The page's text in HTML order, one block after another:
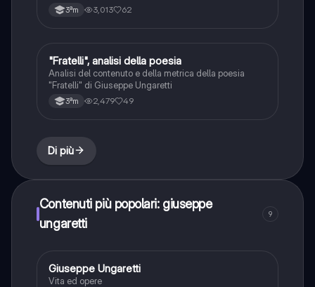
3ªm 3,013 62
Italiano
"Fratelli", analisi della poesia
Analisi del contenuto e della metrica della poesia
"Fratelli" di Giuseppe Ungaretti
3ªm 2,479 49
Di più
Contenuti più popolari: giuseppe
ungaretti
9
Italiano
Giuseppe Ungaretti
Vita ed opere